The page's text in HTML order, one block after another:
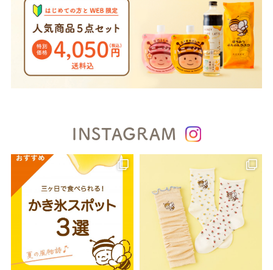
INSTAGRAM